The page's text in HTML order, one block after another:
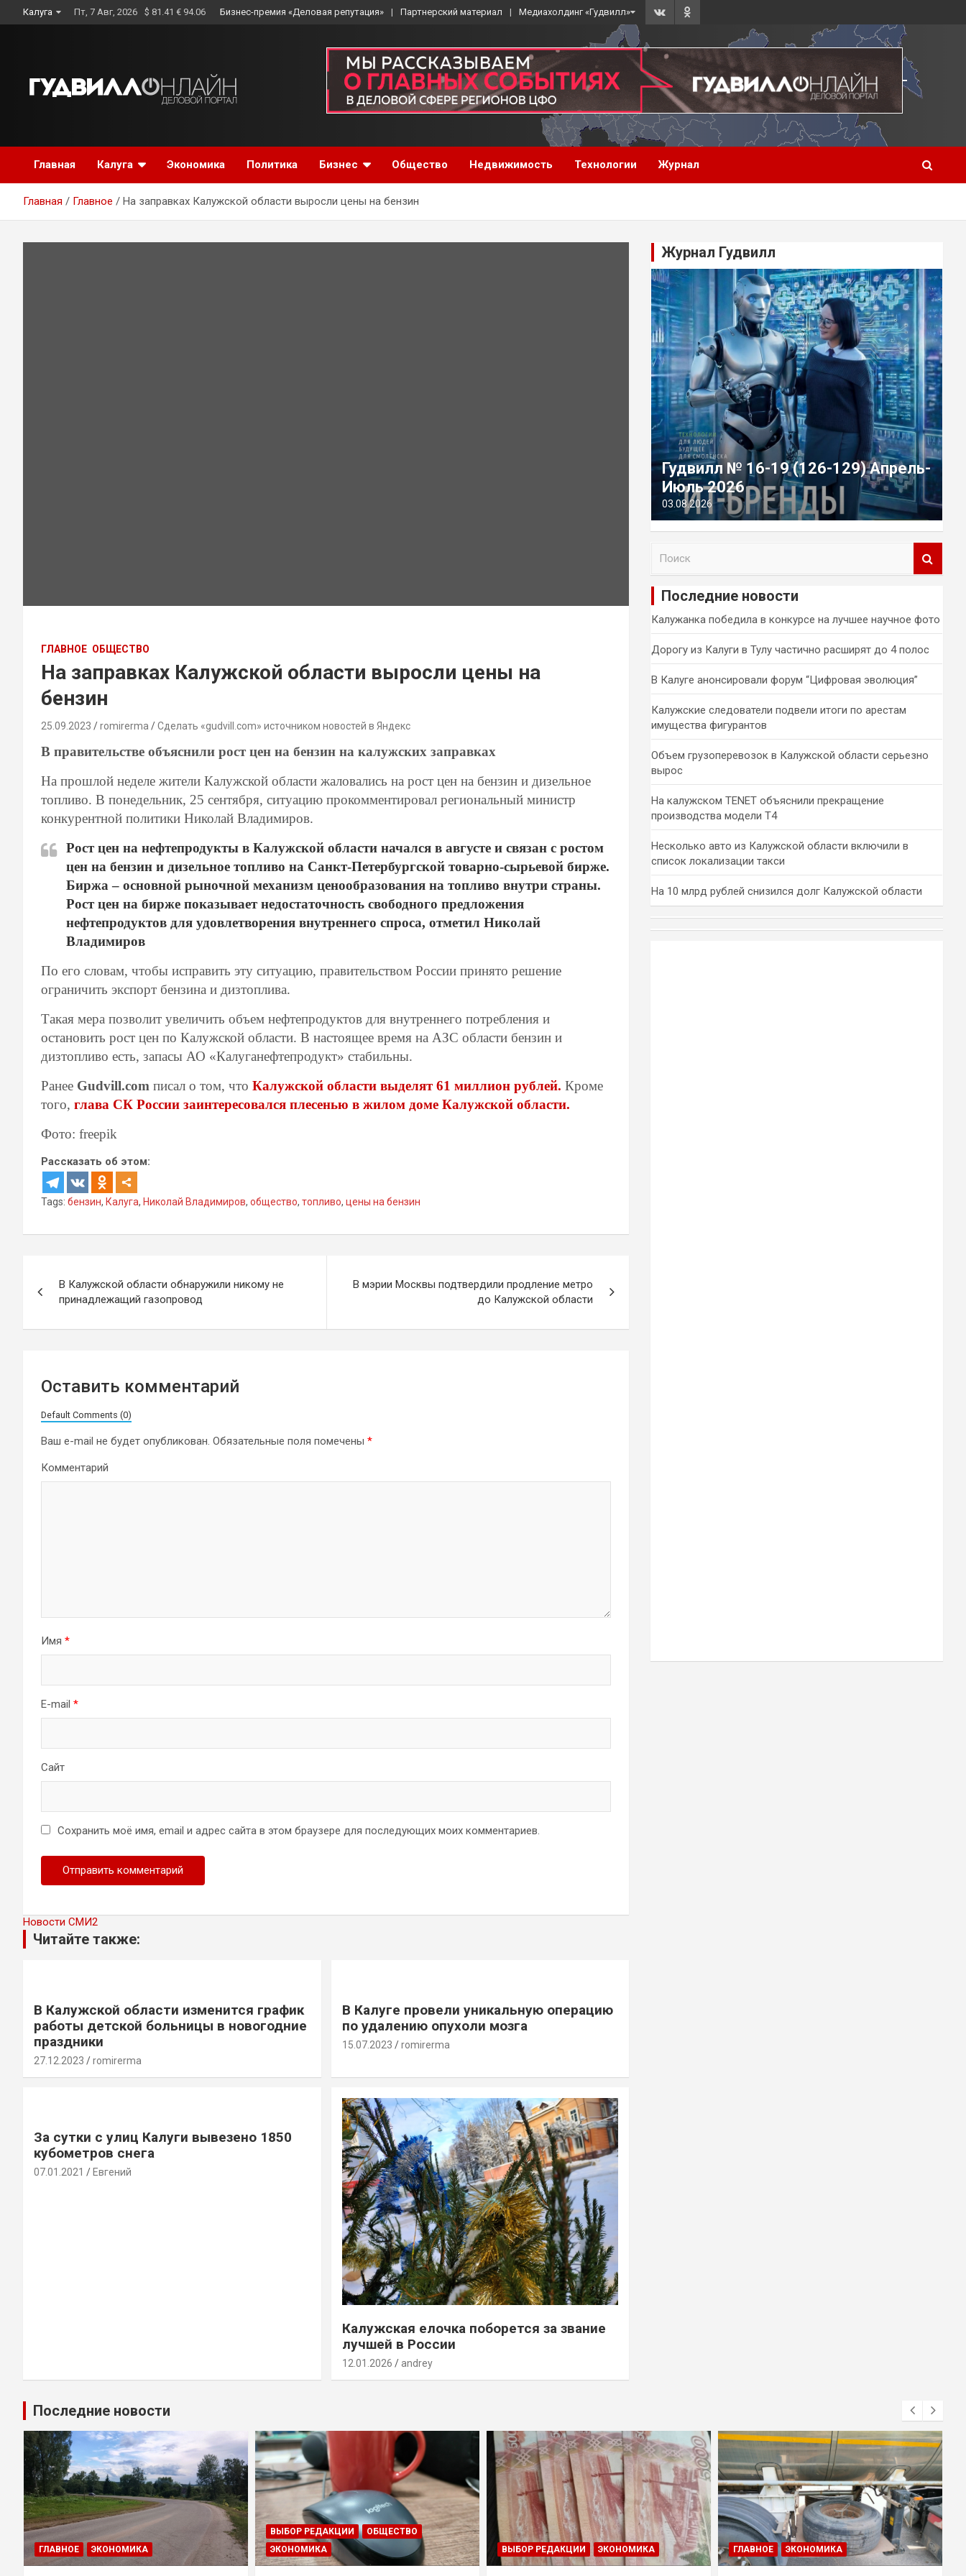
to
Калуга Пт, 7 Авг, 2026 $ 81.41 € 94.06 Бизнес-премия «Деловая репутация» Партнерский материал Медиахолдинг «Гудвилл»
Главная Калуга Экономика Политика Бизнес Общество Недвижимость Технологии Журнал
Главная Главное На заправках Калужской области выросли цены на бензин
ГЛАВНОЕ ОБЩЕСТВО
На заправках Калужской области выросли цены на
бензин
25.09.2023 romirerma Сделать «gudvill.com» источником новостей в Яндекс
В правительстве объяснили рост цен на бензин на калужских заправках
На прошлой неделе жители Калужской области жаловались на рост цен на бензин и дизельное
топливо. В понедельник, 25 сентября, ситуацию прокомментировал региональный министр
конкурентной политики Николай Владимиров.
Рост цен на нефтепродукты в Калужской области начался в августе и связан с ростом
цен на бензин и дизельное топливо на Санкт-Петербургской товарно-сырьевой бирже.
Биржа – основной рыночной механизм ценообразования на топливо внутри страны.
Рост цен на бирже показывает недостаточность свободного предложения
нефтепродуктов для удовлетворения внутреннего спроса, отметил Николай
Владимиров
По его словам, чтобы исправить эту ситуацию, правительством России принято решение
ограничить экспорт бензина и дизтоплива.
Такая мера позволит увеличить объем нефтепродуктов для внутреннего потребления и
остановить рост цен по Калужской области. В настоящее время на АЗС области бензин и
дизтопливо есть, запасы АО «Калуганефтепродукт» стабильны.
Ранее Gudvill.com писал о том, что Калужской области выделят 61 миллион рублей. Кроме
того, глава СК России заинтересовался плесенью в жилом доме Калужской области.
Фото: freepik
Рассказать об этом:
Tags: бензин, Калуга, Николай Владимиров, общество, топливо, цены на бензин
по
записям
В Калужской области обнаружили никому не
принадлежащий газопровод
В мэрии Москвы подтвердили продление метро
до Калужской области
Оставить комментарий
Default Comments (0)
Ваш e-mail не будет опубликован. Обязательные поля помечены *
Комментарий
Имя *
E-mail *
Сайт
Сохранить моё имя, email и адрес сайта в этом браузере для последующих моих комментариев.
Новости СМИ2
Читайте также:
В Калужской области изменится график
работы детской больницы в новогодние
праздники
27.12.2023 romirerma
В Калуге провели уникальную операцию
по удалению опухоли мозга
15.07.2023 romirerma
За сутки с улиц Калуги вывезено 1850
кубометров снега
07.01.2021 Евгений
Калужская елочка поборется за звание
лучшей в России
12.01.2026 andrey
Журнал Гудвилл
Гудвилл № 16-19 (126-129) Апрель-
Июль 2026
03.08.2026
и
Последние новости
Калужанка победила в конкурсе на лучшее научное фото
Дорогу из Калуги в Тулу частично расширят до 4 полос
В Калуге анонсировали форум “Цифровая эволюция”
Калужские следователи подвели итоги по арестам
имущества фигурантов
Объем грузоперевозок в Калужской области серьезно
вырос
На калужском TENET объяснили прекращение
производства модели T4
Несколько авто из Калужской области включили в
список локализации такси
На 10 млрд рублей снизился долг Калужской области
Последние новости
ГЛАВНОЕ ЭКОНОМИКА
ВЫБОР РЕДАКЦИИ
ОБЩЕСТВО
ЭКОНОМИКА
ВЫБОР РЕДАКЦИИ ЭКОНОМИКА ГЛАВНОЕ ЭКОНОМИКА